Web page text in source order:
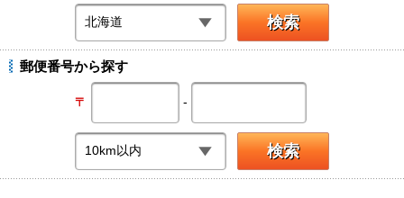
郵便番号から探す
〒 -